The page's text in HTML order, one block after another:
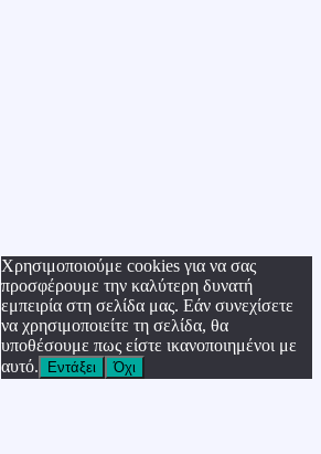
Χρησιμοποιούμε cookies για να σας
προσφέρουμε την καλύτερη δυνατή
εμπειρία στη σελίδα μας. Εάν συνεχίσετε
να χρησιμοποιείτε τη σελίδα, θα
υποθέσουμε πως είστε ικανοποιημένοι με
αυτό.
Εντάξει Όχι